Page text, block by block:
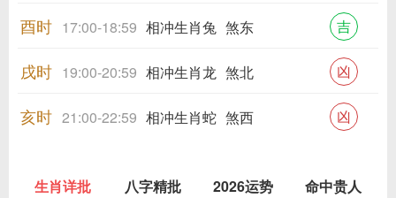
酉时 17:00-18:59 相冲生肖兔 煞东 吉
戌时 19:00-20:59 相冲生肖龙 煞北 凶
亥时 21:00-22:59 相冲生肖蛇 煞西 凶
生肖详批 八字精批 2026运势 命中贵人